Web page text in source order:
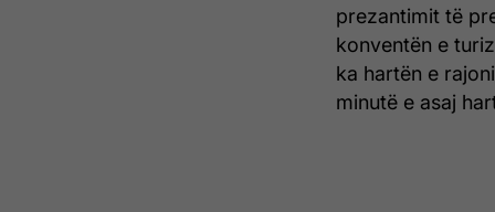
prezantimit të
konventën e
ka hartën e
minutë e asaj